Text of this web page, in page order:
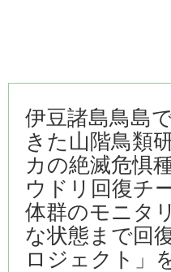
伊豆諸島鳥島
きた山階鳥類
カの絶滅危惧
ウドリ回復チ
体群のモニタ
な状態まで回
ロジェクト」